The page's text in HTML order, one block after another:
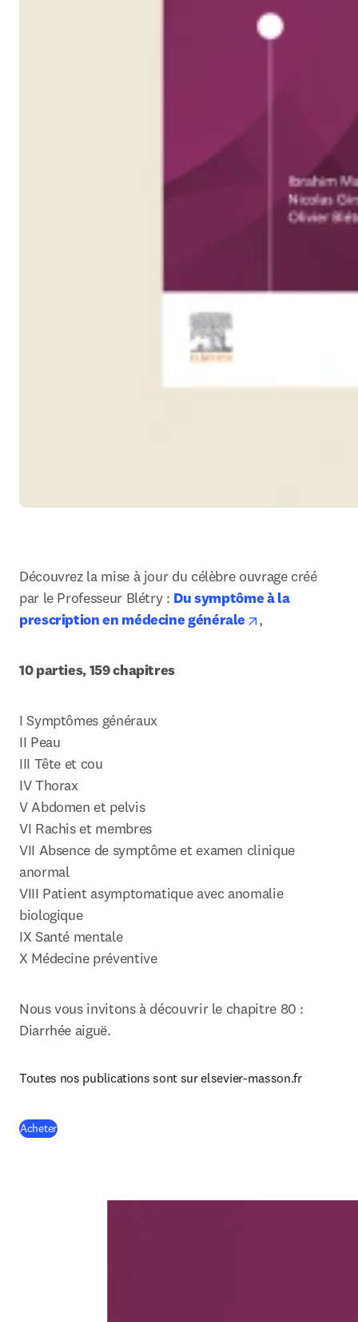
Découvrez la mise à jour du célèbre ouvrage créé
par le Professeur Blétry : Du symptôme à la
prescription en médecine générale
opens in new
,
10 parties, 159 chapitres
I Symptômes généraux
II Peau
III Tête et cou
IV Thorax
V Abdomen et pelvis
VI Rachis et membres
VII Absence de symptôme et examen clinique
anormal
VIII Patient asymptomatique avec anomalie
biologique
IX Santé mentale
X Médecine préventive
Nous vous invitons à découvrir le chapitre 80 :
Diarrhée aiguë.
Toutes nos publications sont sur elsevier-masson.fr
Acheter(